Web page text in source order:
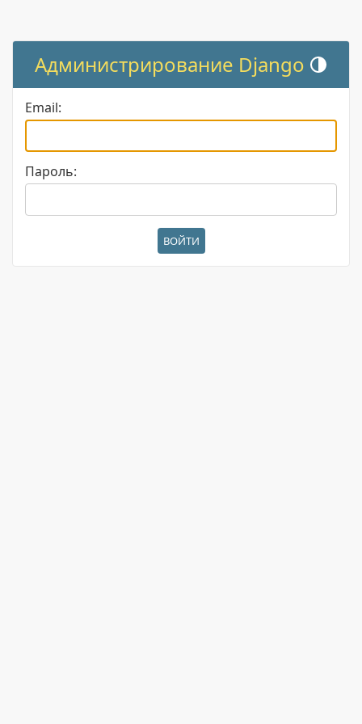
Администрирование Django
Email:
Пароль: